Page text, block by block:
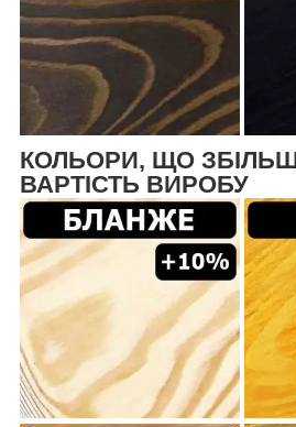
КОЛЬОРИ, ЩО
ВАРТІСТЬ ВИРОБУ